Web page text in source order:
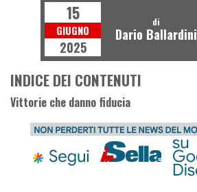
15
GIUGNO
2025
di
Dario Ballardini
INDICE DEI CONTENUTI
Vittorie che danno fiducia